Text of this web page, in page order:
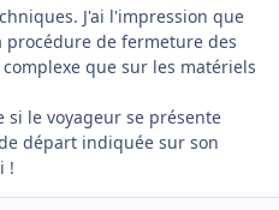
J'ai l'impression que
procédure de fermeture des
que sur les matériels
le voyageur se présente
départ indiquée sur son
!